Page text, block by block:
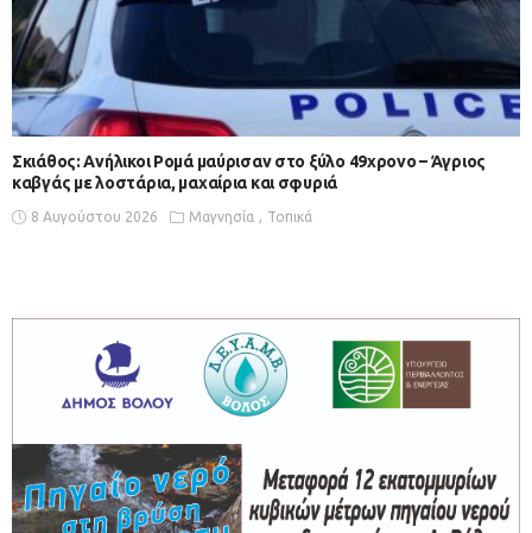
Σκιάθος: Ανήλικοι Ρομά μαύρισαν στο ξύλο 49χρονο – Άγριος
καβγάς με λοστάρια, μαχαίρια και σφυριά
8 Αυγούστου 2026 Μαγνησία Τοπικά